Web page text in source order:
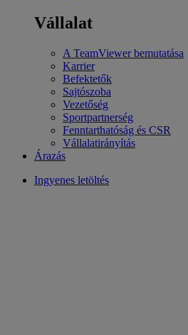
Vállalat
A TeamViewer bemutatása
Karrier
Befektetők
Sajtószoba
Vezetőség
Sportpartnerség
Fenntarthatóság és CSR
Vállalatirányítás
Árazás
Ingyenes letöltés